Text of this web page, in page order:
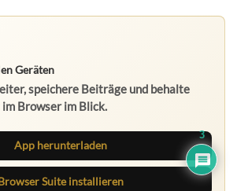
Geräten
speichere Beiträge und behalte
Browser im Blick.
App herunterladen
Suite installieren
3